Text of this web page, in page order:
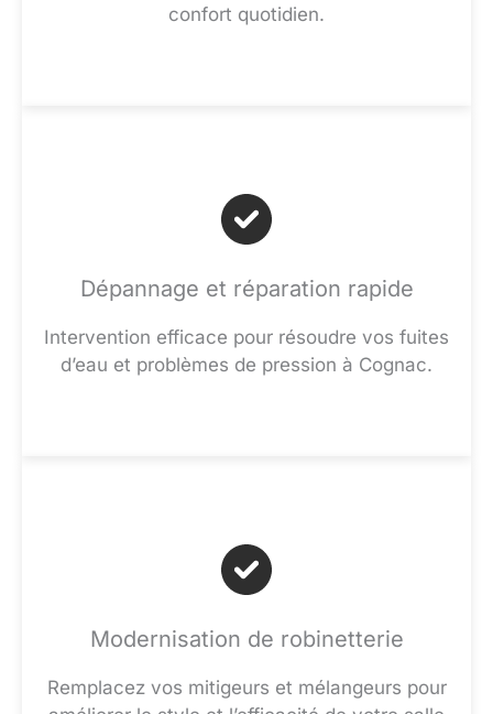
confort quotidien.
Dépannage et réparation rapide
Intervention efficace pour résoudre vos fuites
d’eau et problèmes de pression à Cognac.
Modernisation de robinetterie
Remplacez vos mitigeurs et mélangeurs pour